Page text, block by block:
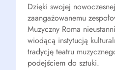
Dzięki swojej
zaangażowanemu
Muzyczny Roma
wiodącą instytucją
tradycję teatru
podejściem do sztuki.